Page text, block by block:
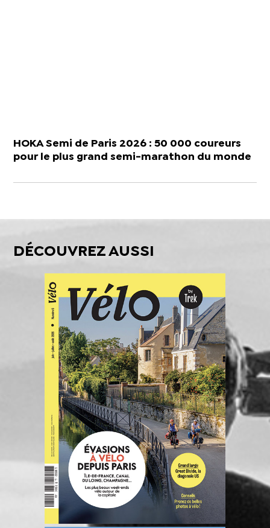
HOKA Semi de Paris 2026 : 50 000 coureurs
pour le plus grand semi-marathon du monde
DÉCOUVREZ AUSSI